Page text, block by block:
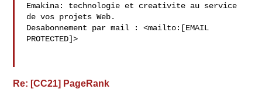
Emakina: technologie et creativite au service
de vos projets Web.
Desabonnement par mail : <mailto:[EMAIL
PROTECTED]>
Re: [CC21] PageRank